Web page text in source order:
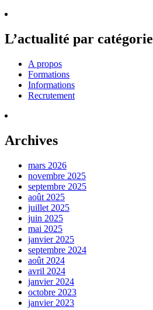
L’actualité par catégorie
A propos
Formations
Informations
Recrutement
Archives
mars 2026
novembre 2025
septembre 2025
août 2025
juillet 2025
juin 2025
mai 2025
janvier 2025
septembre 2024
août 2024
avril 2024
janvier 2024
octobre 2023
janvier 2023